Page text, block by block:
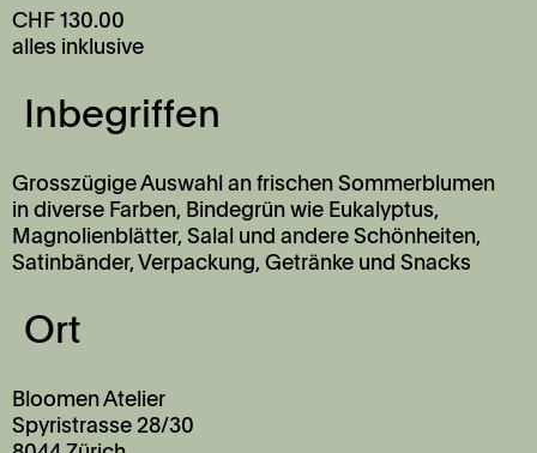
CHF 130.00
alles inklusive
Inbegriffen
Grosszügige Auswahl an frischen Sommerblumen
in diverse Farben, Bindegrün wie Eukalyptus,
Magnolienblätter, Salal und andere Schönheiten,
Satinbänder, Verpackung, Getränke und Snacks
Ort
Bloomen Atelier
Spyristrasse 28/30